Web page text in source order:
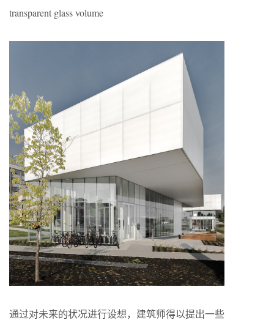
transparent glass volume
通过对未来的状况进行设想，建筑师得以提出一些